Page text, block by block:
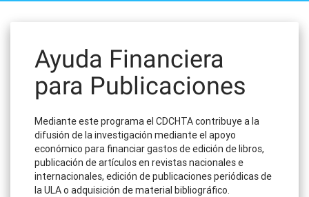
Ayuda Financiera
para Publicaciones
Mediante este programa el CDCHTA contribuye a la
difusión de la investigación mediante el apoyo
económico para financiar gastos de edición de libros,
publicación de artículos en revistas nacionales e
internacionales, edición de publicaciones periódicas de
la ULA o adquisición de material bibliográfico.